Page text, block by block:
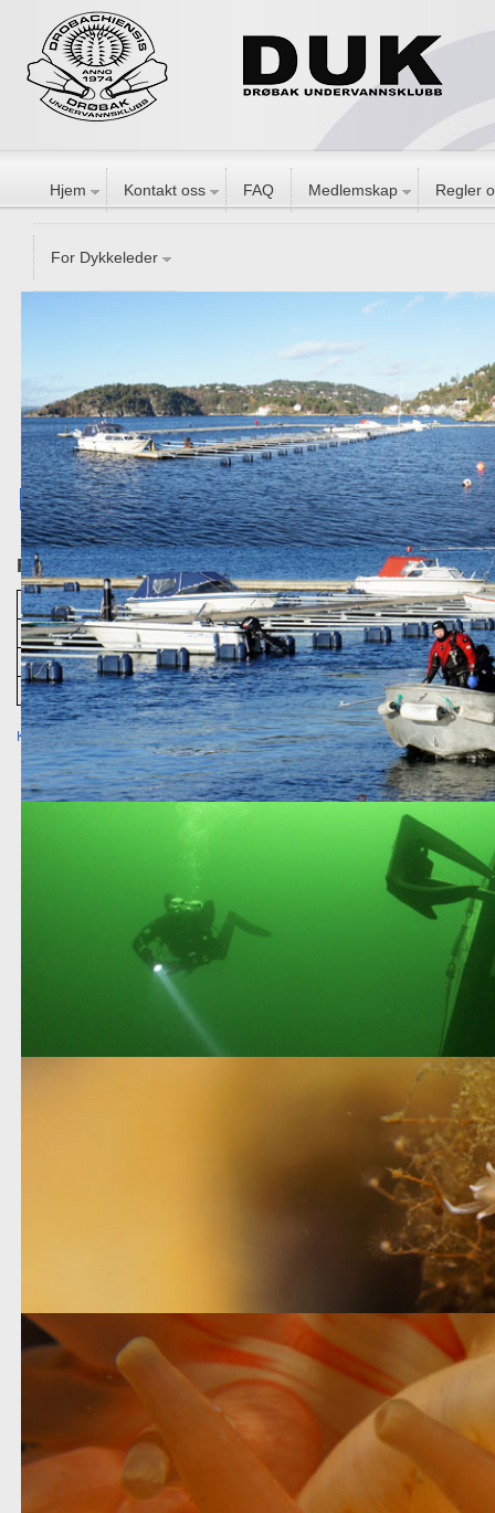
Hjem Kontakt oss FAQ Medlemskap Regler
For Dykkeleder
Klubbdykk pr. reise
Flåm Vadheim 2026's dykkelogger - (2026-01-22 -
# Dato Dykkested
Dykkeleder
1 2026-01-23 D/S Oldenburg Uten dykkeleder
2 2026-01-23 D/S Oldenburg Uten dykkeleder
3 2026-01-24 D/S Begonia Uten dykkeleder
Klikk her for å legge til et klubbdykk på denne reisen